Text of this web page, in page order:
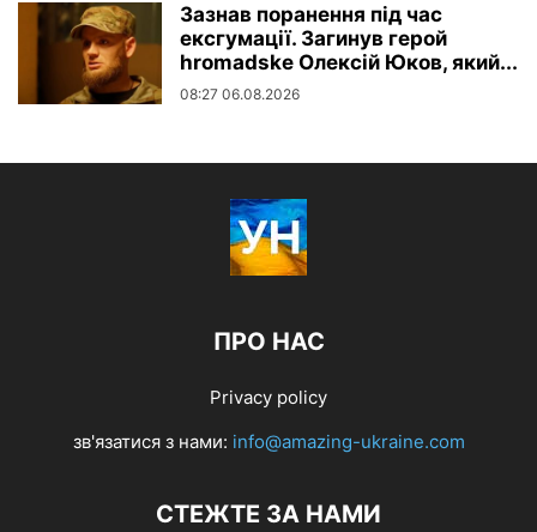
Зазнав поранення під час
ексгумації. Загинув герой
hromadske Олексій Юков, який...
08:27 06.08.2026
ПРО НАС
Privacy policy
зв'язатися з нами: info@amazing-ukraine.com
СТЕЖТЕ ЗА НАМИ